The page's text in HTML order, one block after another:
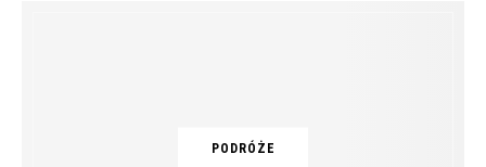
PODRÓŻE